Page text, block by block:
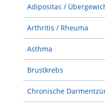
Adipositas /
Arthritis / Rheuma
Asthma
Brustkrebs
Chronische